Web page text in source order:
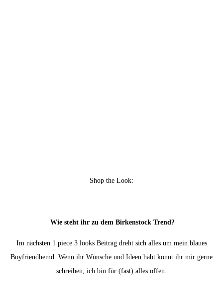
Shop the Look:
Wie steht ihr zu dem Birkenstock Trend?
Im nächsten 1 piece 3 looks Beitrag dreht sich alles um mein blaues
Boyfriendhemd. Wenn ihr Wünsche und Ideen habt könnt ihr mir gerne
schreiben, ich bin für (fast) alles offen.